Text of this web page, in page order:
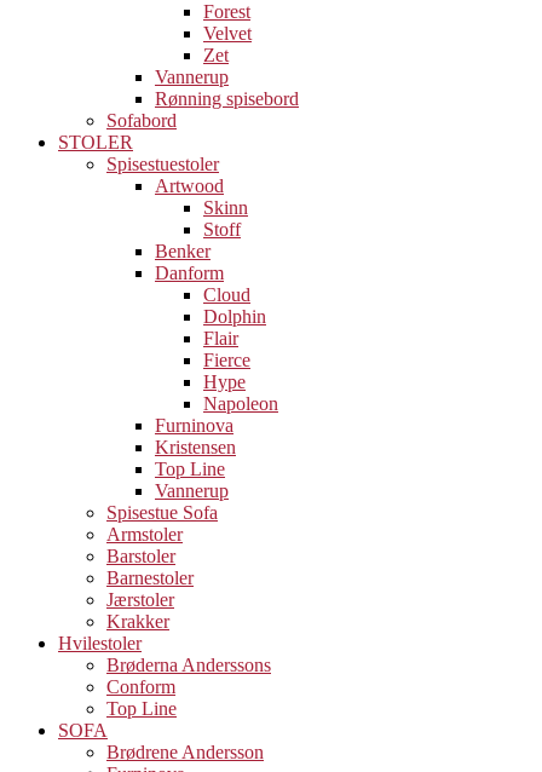
Forest
Velvet
Zet
Vannerup
Rønning spisebord
Sofabord
STOLER
Spisestuestoler
Artwood
Skinn
Stoff
Benker
Danform
Cloud
Dolphin
Flair
Fierce
Hype
Napoleon
Furninova
Kristensen
Top Line
Vannerup
Spisestue Sofa
Armstoler
Barstoler
Barnestoler
Jærstoler
Krakker
Hvilestoler
Brøderna Anderssons
Conform
Top Line
SOFA
Brødrene Andersson